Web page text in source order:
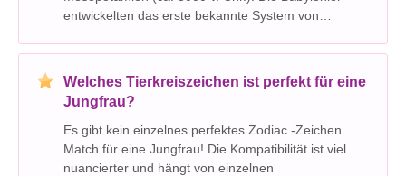
entwickelten das erste bekannte System von
Sternbilder, die jeweils mit einem bestimmten Mo
Welches Tierkreiszeichen ist perfekt für eine
Jungfrau?
Es gibt kein einzelnes perfektes Zodiac -Zeichen
Match für eine Jungfrau! Die Kompatibilität ist viel
nuancierter und hängt von einzelnen